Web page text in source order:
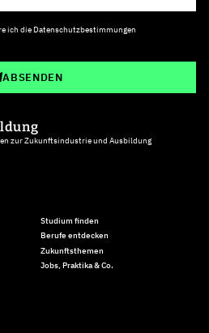
ich die Datenschutzbestimmungen
ABSENDEN
zur Zukunftsindustrie und Ausbildung
Studium finden
Berufe entdecken
Zukunftsthemen
Jobs, Praktika & Co.